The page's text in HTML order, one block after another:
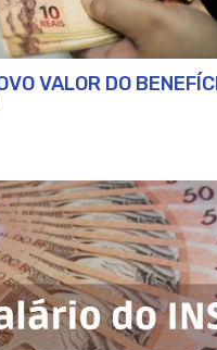
VALOR DO